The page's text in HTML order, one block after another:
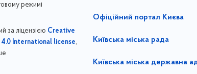
режимі
за ліцензією Creative
International license,
Офіційний портал Києва
Київська міська рада
Київська міська державна